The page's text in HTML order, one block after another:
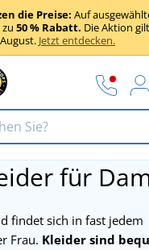
die Preise: Auf
50 % Rabatt. Die Aktion
Jetzt entdecken.
für
findet sich in fast jedem
Frau. Kleider sind